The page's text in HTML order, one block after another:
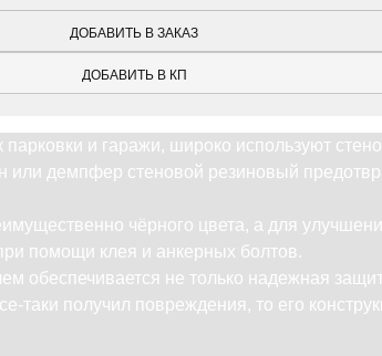
ДОБАВИТЬ В ЗАКАЗ
ДОБАВИТЬ В КП
и гаражи, широко используют
или демпфер стеновой резиновый
чёрного цвета, а для
помощи клея и анкерных болтов.
обеспечивается не только надежная
получил повреждения, то его